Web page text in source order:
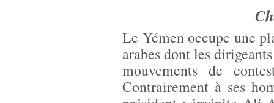
Le Yémen occupe une
arabes dont les
mouvements de
Contrairement à ses